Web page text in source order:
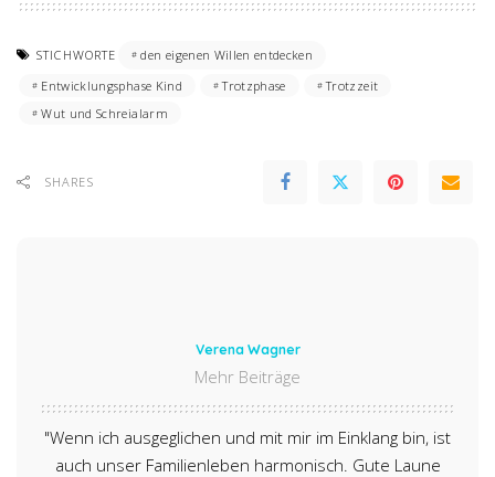
STICHWORTE
den eigenen Willen entdecken
Entwicklungsphase Kind
Trotzphase
Trotzzeit
Wut und Schreialarm
SHARES
Verena Wagner
Mehr Beiträge
"Wenn ich ausgeglichen und mit mir im Einklang bin, ist
auch unser Familienleben harmonisch. Gute Laune